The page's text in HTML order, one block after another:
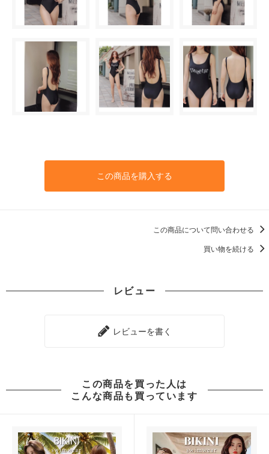
この商品を購入する
この商品について問い合わせる
買い物を続ける
レビュー
レビューを書く
この商品を買った人は
こんな商品も買っています